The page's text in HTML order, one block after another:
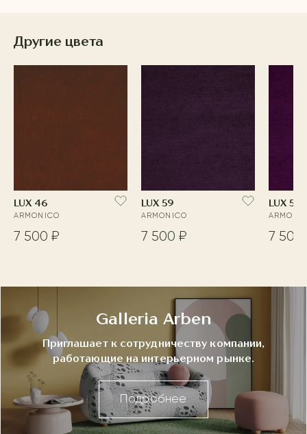
Другие цвета
LUX 46
ARMONICO
7 500 ₽
LUX 59
ARMONICO
7 500 ₽
LUX 55
7 500
Galleria Arben
Приглашает к сотрудничеству компании,
работающие на интерьерном рынке.
Подробнее